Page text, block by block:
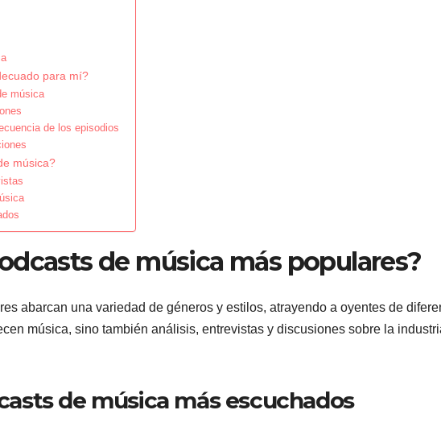
para mí?
música
de los episodios
música?
de música más populares?
abarcan una variedad de géneros y estilos, atrayendo a oyentes de
música, sino también análisis, entrevistas y discusiones sobre la
de música más escuchados